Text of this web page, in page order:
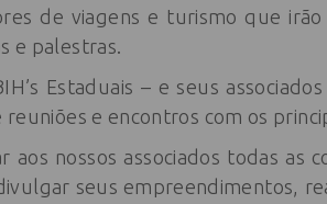
de viagens e turismo que
e palestras.
Estaduais – e seus
reuniões e encontros com os
aos nossos associados todas as
seus empreendimentos,